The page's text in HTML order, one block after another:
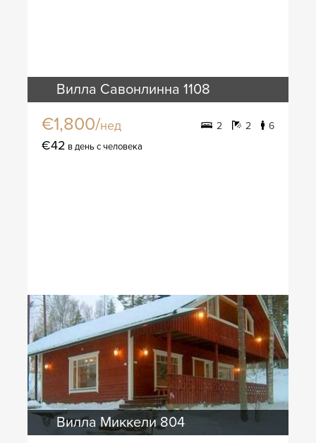
Вилла Савонлинна 1108
€1,800/нед 2 2 6
€42 в день с человека
Вилла Миккели 804